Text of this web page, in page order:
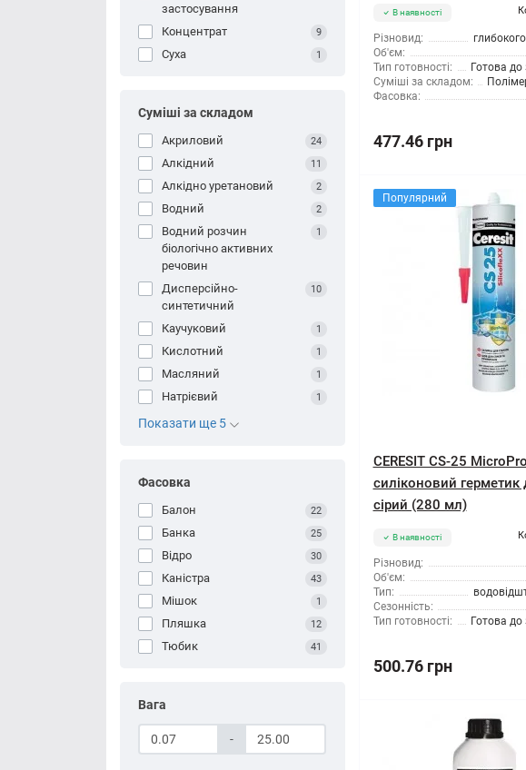
застосування
Концентрат 9
Суха 1
Суміші за складом
Акриловий 24
Алкідний 11
Алкідно уретановий 2
Водний 2
Водний розчин
біологічно активних
речовин
1
Дисперсійно-
синтетичний
10
Каучуковий 1
Кислотний 1
Масляний 1
Натрієвий 1
Показати ще 5
Фасовка
Балон 22
Банка 25
Відро 30
Каністра 43
Мішок 1
Пляшка 12
Тюбик 41
Вага
-
В наявності
Різновид:
Об'єм:
Тип готовності:
Готова до
Суміші за складом:
Фасовка:
477.46 грн
Популярний
CERESIT CS-25
силіконовий герметик
сірий (280 мл)
В наявності
Різновид:
Об'єм:
Тип:
Сезонність:
Тип готовності:
Готова до
500.76 грн